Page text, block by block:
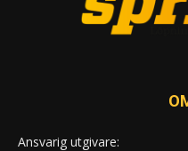
Ansvarig utgivare: